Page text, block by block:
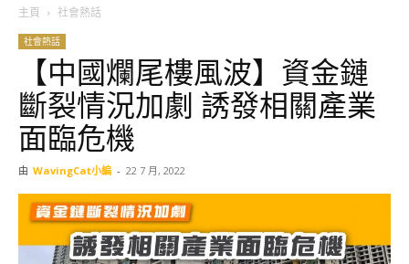
主頁 社會熱話
社會熱話
【中國爛尾樓風波】資金鏈
斷裂情況加劇 誘發相關產業
面臨危機
由 WavingCat小編 - 22 7 月, 2022